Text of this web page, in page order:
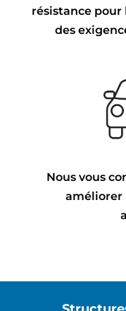
résistance
des
Nous vous
améliorer